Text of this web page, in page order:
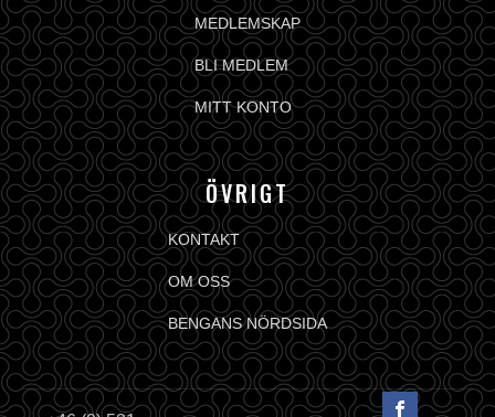
MEDLEMSKAP
BLI MEDLEM
MITT KONTO
ÖVRIGT
KONTAKT
OM OSS
BENGANS NÖRDSIDA